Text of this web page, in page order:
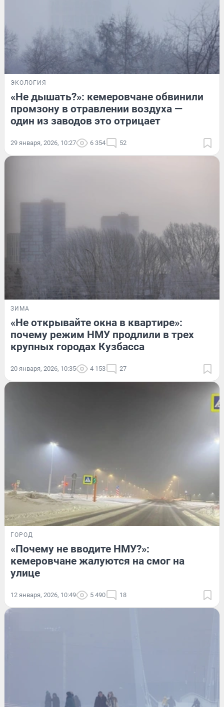
ЭКОЛОГИЯ
«Не дышать?»: кемеровчане обвинили
промзону в отравлении воздуха —
один из заводов это отрицает
29 января, 2026, 10:27 6 354 52
ЗИМА
«Не открывайте окна в квартире»:
почему режим НМУ продлили в трех
крупных городах Кузбасса
20 января, 2026, 10:35 4 153 27
ГОРОД
«Почему не вводите НМУ?»:
кемеровчане жалуются на смог на
улице
12 января, 2026, 10:49 5 490 18